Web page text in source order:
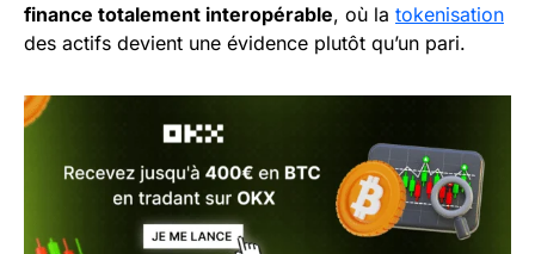
finance totalement interopérable, où la tokenisation
des actifs devient une évidence plutôt qu’un pari.